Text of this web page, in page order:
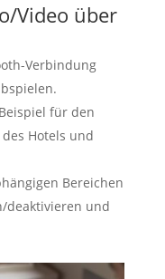
Video über
Verbindung
für den
Hotels und
Bereichen
deaktivieren und